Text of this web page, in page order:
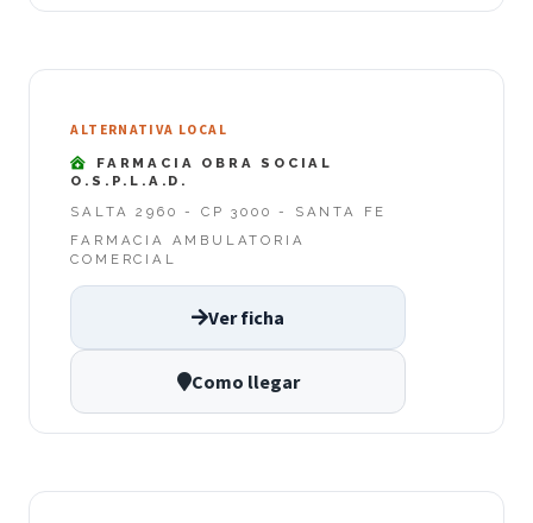
ALTERNATIVA LOCAL
FARMACIA OBRA SOCIAL
O.S.P.L.A.D.
SALTA 2960 - CP 3000 - SANTA FE
FARMACIA AMBULATORIA
COMERCIAL
Ver ficha
Como llegar